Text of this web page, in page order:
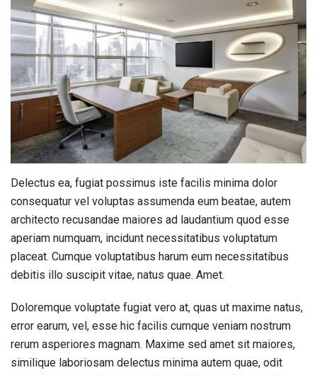
Delectus ea, fugiat possimus iste facilis minima dolor
consequatur vel voluptas assumenda eum beatae, autem
architecto recusandae maiores ad laudantium quod esse
aperiam numquam, incidunt necessitatibus voluptatum
placeat. Cumque voluptatibus harum eum necessitatibus
debitis illo suscipit vitae, natus quae. Amet.
Doloremque voluptate fugiat vero at, quas ut maxime natus,
error earum, vel, esse hic facilis cumque veniam nostrum
rerum asperiores magnam. Maxime sed amet sit maiores,
similique laboriosam delectus minima autem quae, odit